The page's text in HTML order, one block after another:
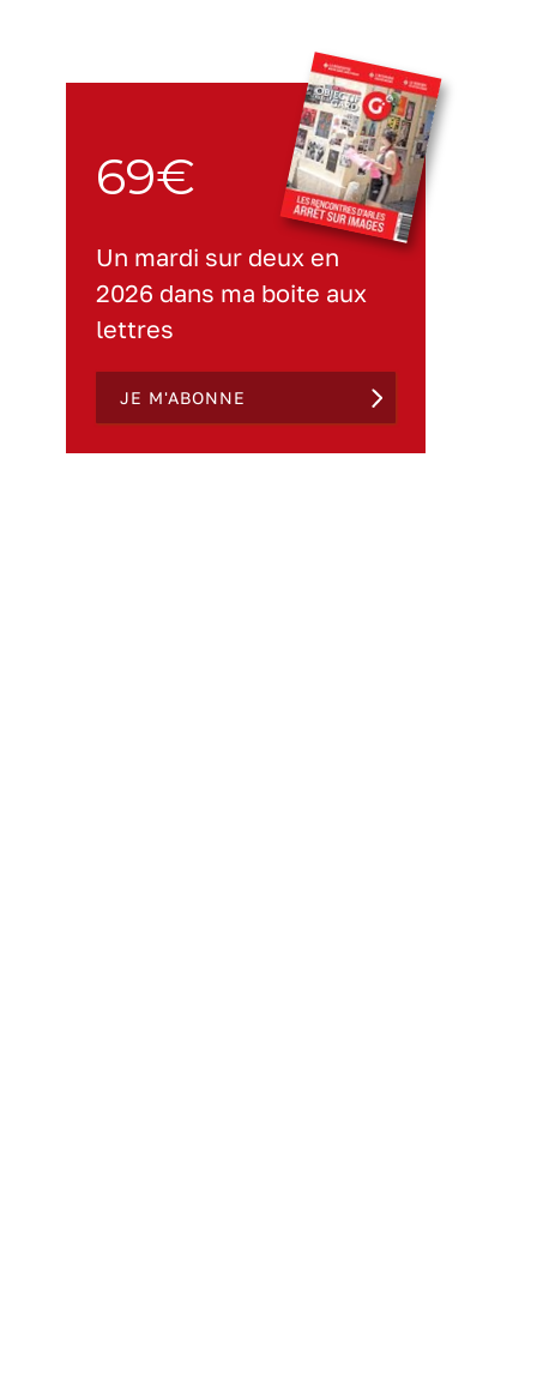
69€
Un mardi sur deux en
2026 dans ma boite aux
lettres
JE M'ABONNE